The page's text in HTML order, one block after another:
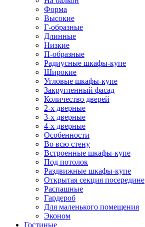
Форма
Высокие
Г-образные
Длинные
Низкие
П-образные
Радиусные шкафы-купе
Широкие
Угловые шкафы-купе
Закругленный фасад
Количество дверей
2-х дверные
3-х дверные
4-х дверные
Особенности
Во всю стену
Встроенные шкафы-купе
Под потолок
Раздвижные шкафы-купе
Открытая секция посередине
Распашные
Гардероб
Для маленького помещения
Эконом
Гостиные